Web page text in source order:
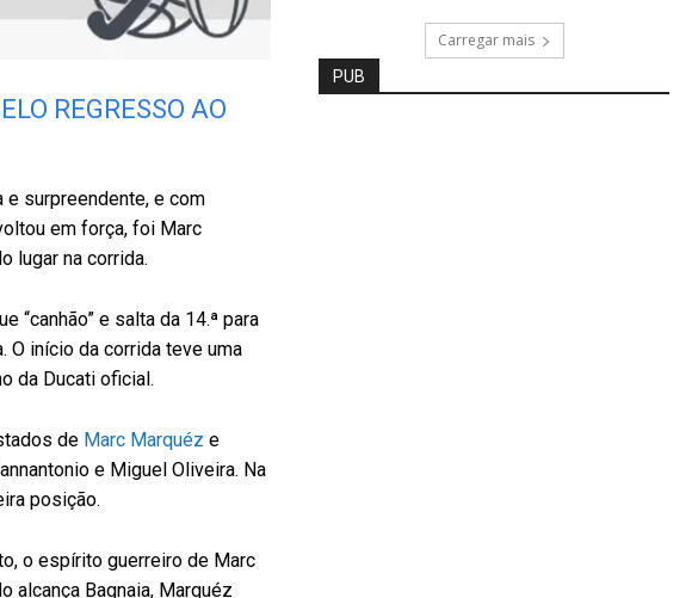
REGRESSO AO
surpreendente, e com
em força, foi Marc
lugar na corrida.
“canhão” e salta da 14.ª para
O início da corrida teve uma
da Ducati oficial.
de Marc Marquéz e
e Miguel Oliveira. Na
posição.
o espírito guerreiro de Marc
alcança Bagnaia, Marquéz
Carregar mais
PUB